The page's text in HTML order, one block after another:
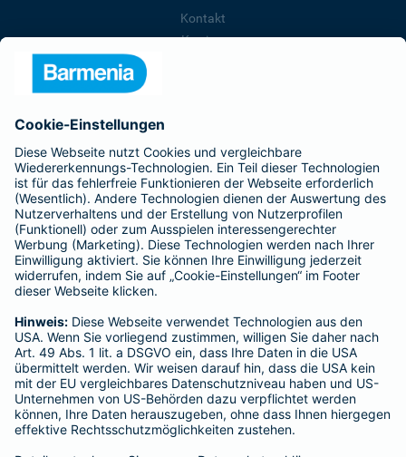
Kontakt
Karriere
Affiliate-Partner werden
Barmenia ist Teil der BarmeniaGothaer
BELIEBTE SEITEN
Kranken-Zusatzversicherung
Tierversicherungen
Haftpflichtversicherung
Hausratversicherung
SERVICE
Adresse ändern
Schaden melden
Kilometerstandsmeldung
Serviceübersicht